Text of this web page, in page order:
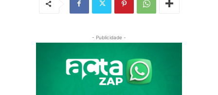
- Publicidade -